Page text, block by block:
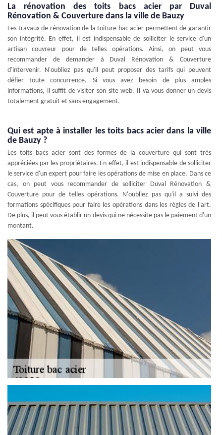
La rénovation des toits bacs acier par Duval
Rénovation & Couverture dans la ville de Bauzy
Les travaux de rénovation de la toiture bac acier permettent de garantir
son intégrité. En effet, il est indispensable de solliciter le service d'un
artisan couvreur pour de telles opérations. Ainsi, on peut vous
recommander de demander à Duval Rénovation & Couverture
d'intervenir. N'oubliez pas qu'il peut proposer des tarifs qui peuvent
défier toute concurrence. Si vous avez besoin de plus amples
informations, il suffit de visiter son site web. Il va vous donner un devis
totalement gratuit et sans engagement.
Qui est apte à installer les toits bacs acier dans la ville
de Bauzy ?
Les toits bacs acier sont des formes de la couverture qui sont très
appréciées par les propriétaires. En effet, il est indispensable de solliciter
le service d'un expert pour faire les opérations de mise en place. Dans ce
cas, on peut vous recommander de solliciter Duval Rénovation &
Couverture pour de telles opérations. N'oubliez pas qu'il a suivi des
formations spécifiques pour faire les opérations dans les règles de l'art.
De plus, il peut vous établir un devis qui ne nécessite pas le paiement d'un
montant.